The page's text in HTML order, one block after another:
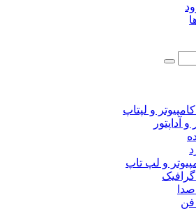
و لپتاپ
و آداپتور
و لپ تاپ
فن